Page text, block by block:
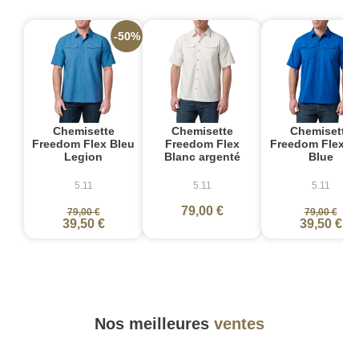
Chemisette
Freedom Flex Bleu
Legion
5.11
79,00 €
39,50 €
-50%
Chemisette
Freedom Flex
Blanc argenté
5.11
79,00 €
Chemisette
Freedom Flex
Blue
5.11
79,00 €
39,50 €
Nos meilleures ventes